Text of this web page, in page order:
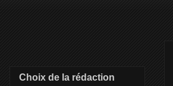
Choix de la rédaction